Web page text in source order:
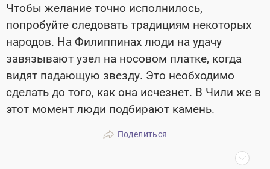
Чтобы желание точно исполнилось,
попробуйте следовать традициям некоторых
народов. На Филиппинах люди на удачу
завязывают узел на носовом платке, когда
видят падающую звезду. Это необходимо
сделать до того, как она исчезнет. В Чили же в
этот момент люди подбирают камень.
Поделиться